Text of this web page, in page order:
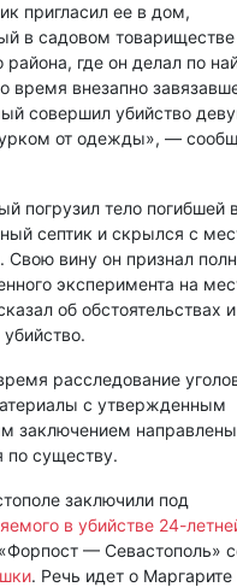
пригласил ее в дом,
в садовом товариществе
района, где он делал по
время внезапно
совершил убийство
от одежды», —
погрузил тело погибшей в
септик и скрылся с
Свою вину он признал
эксперимента на
об обстоятельствах
расследование
с утвержденным
заключением
по существу.
заключили под
в убийстве 24-
— Севастополь»
. Речь идет о